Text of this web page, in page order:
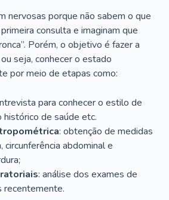
nervosas porque não sabem o que
consulta e imaginam que
Porém, o objetivo é fazer a
seja, conhecer o estado
por meio de etapas como:
para conhecer o estilo de
histórico de saúde etc.
: obtenção de medidas
circunferência abdominal e
: análise dos exames de
recentemente.